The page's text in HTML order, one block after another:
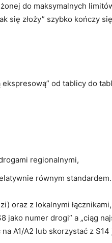
do maksymalnych
się złoży” szybko kończy
od tablicy do
regionalnymi,
równym standardem.
oraz z lokalnymi
jako numer drogi” a „ciąg
A1/A2 lub skorzystać z